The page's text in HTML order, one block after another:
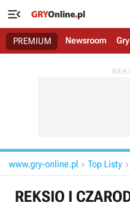

PREMIUM Newsroom Gry
www.gry-online.pl  Top Listy 
REKSIO I